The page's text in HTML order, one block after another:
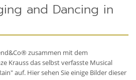
and Dancing in
zusammen mit dem
Krauss das selbst verfasste Musical
auf. Hier sehen Sie einige Bilder dieser